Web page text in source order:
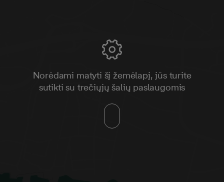
Norėdami matyti šį žemėlapį, jūs turite
sutikti su trečiųjų šalių paslaugomis